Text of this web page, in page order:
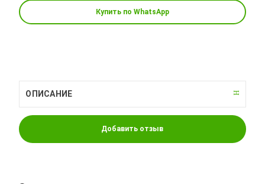
Купить по WhatsApp
ОПИСАНИЕ
Добавить отзыв